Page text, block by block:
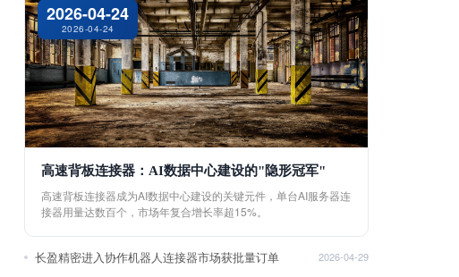
2026-04-24
2026-04-24
高速背板连接器：AI数据中心建设的"隐形冠军"
高速背板连接器成为AI数据中心建设的关键元件，单台AI服务器连
接器用量达数百个，市场年复合增长率超15%。
长盈精密进入协作机器人连接器市场获批量订单 2026-04-29